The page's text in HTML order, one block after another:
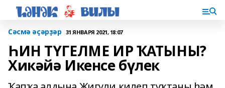
Сәсмә әҫәрҙәр 31 ЯНВАРЯ 2021, 18:07
ҺИН ТҮГЕЛМЕ ИР ҠАТЫНЫ?
Хикәйә Икенсе бүлек